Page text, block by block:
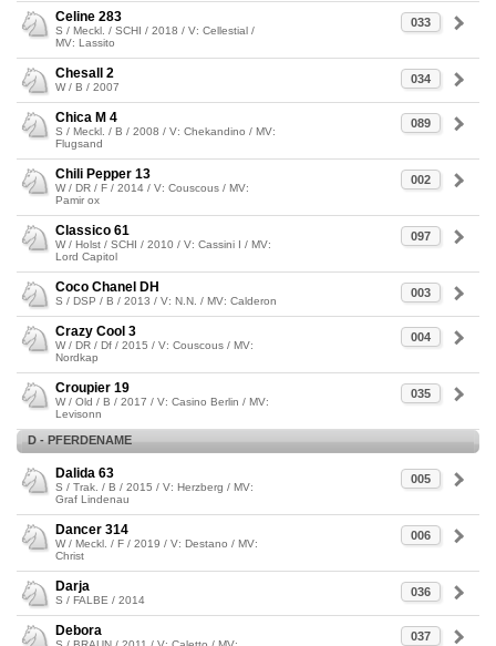
033
Celine 283
S / Meckl. / SCHI / 2018 / V: Cellestial /
MV: Lassito
034
Chesall 2
W / B / 2007
089
Chica M 4
S / Meckl. / B / 2008 / V: Chekandino / MV:
Flugsand
002
Chili Pepper 13
W / DR / F / 2014 / V: Couscous / MV:
Pamir ox
097
Classico 61
W / Holst / SCHI / 2010 / V: Cassini I / MV:
Lord Capitol
003
Coco Chanel DH
S / DSP / B / 2013 / V: N.N. / MV: Calderon
004
Crazy Cool 3
W / DR / Df / 2015 / V: Couscous / MV:
Nordkap
035
Croupier 19
W / Old / B / 2017 / V: Casino Berlin / MV:
Levisonn
D - PFERDENAME
005
Dalida 63
S / Trak. / B / 2015 / V: Herzberg / MV:
Graf Lindenau
006
Dancer 314
W / Meckl. / F / 2019 / V: Destano / MV:
Christ
036
Darja
S / FALBE / 2014
037
Debora